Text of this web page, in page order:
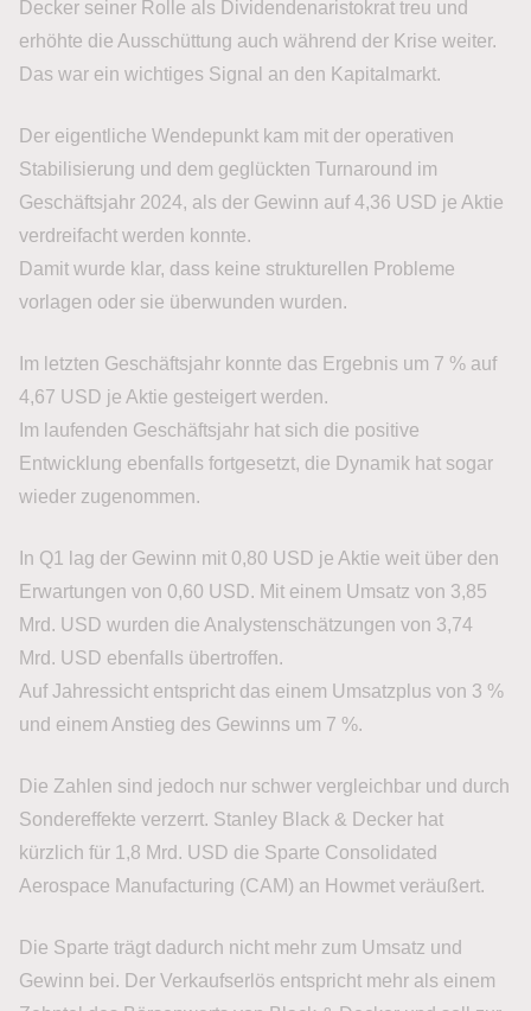
Decker seiner Rolle als Dividendenaristokrat treu und
erhöhte die Ausschüttung auch während der Krise weiter.
Das war ein wichtiges Signal an den Kapitalmarkt.
Der eigentliche Wendepunkt kam mit der operativen
Stabilisierung und dem geglückten Turnaround im
Geschäftsjahr 2024, als der Gewinn auf 4,36 USD je Aktie
verdreifacht werden konnte.
Damit wurde klar, dass keine strukturellen Probleme
vorlagen oder sie überwunden wurden.
Im letzten Geschäftsjahr konnte das Ergebnis um 7 % auf
4,67 USD je Aktie gesteigert werden.
Im laufenden Geschäftsjahr hat sich die positive
Entwicklung ebenfalls fortgesetzt, die Dynamik hat sogar
wieder zugenommen.
In Q1 lag der Gewinn mit 0,80 USD je Aktie weit über den
Erwartungen von 0,60 USD. Mit einem Umsatz von 3,85
Mrd. USD wurden die Analystenschätzungen von 3,74
Mrd. USD ebenfalls übertroffen.
Auf Jahressicht entspricht das einem Umsatzplus von 3 %
und einem Anstieg des Gewinns um 7 %.
Die Zahlen sind jedoch nur schwer vergleichbar und durch
Sondereffekte verzerrt. Stanley Black & Decker hat
kürzlich für 1,8 Mrd. USD die Sparte Consolidated
Aerospace Manufacturing (CAM) an Howmet veräußert.
Die Sparte trägt dadurch nicht mehr zum Umsatz und
Gewinn bei. Der Verkaufserlös entspricht mehr als einem